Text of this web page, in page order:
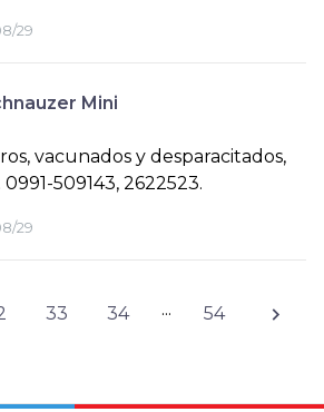
29
Mini
vacunados y desparacitados,
509143, 2622523.
29
33 34 ... 54